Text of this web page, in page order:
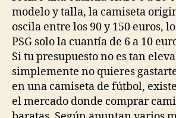
modelo y talla, la camiseta
oscila entre los 90 y 150 euros,
PSG solo la cuantía de 6 a 10
Si tu presupuesto no es tan
simplemente no quieres
en una camiseta de fútbol,
el mercado donde comprar